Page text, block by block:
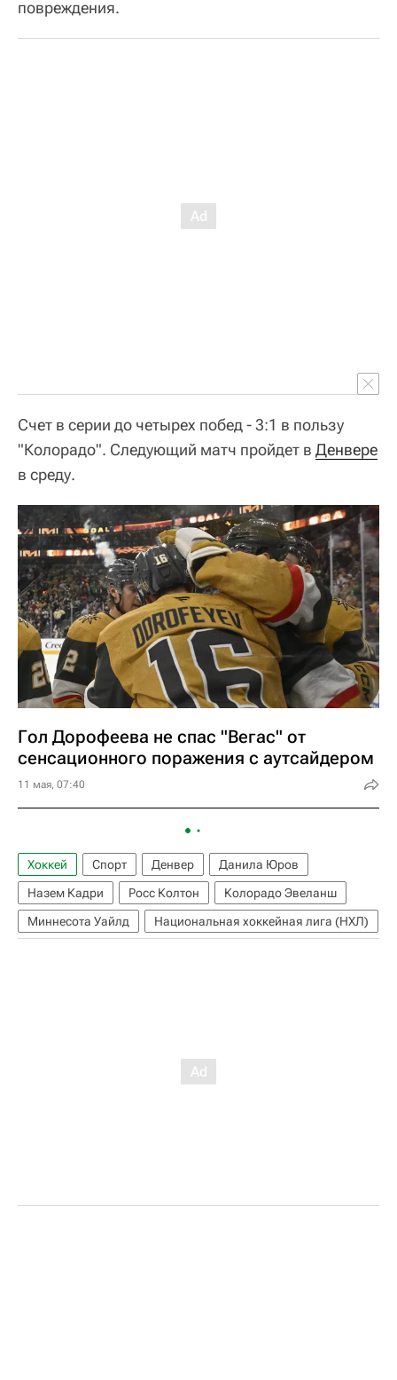
повреждения.
Счет в серии до четырех побед - 3:1 в пользу
"Колорадо". Следующий матч пройдет в Денвере
в среду.
Гол Дорофеева не спас "Вегас" от
сенсационного поражения с аутсайдером
11 мая, 07:40
Хоккей Спорт Денвер
Данила Юров
Назем Кадри
Росс Колтон
Колорадо Эвеланш
Миннесота Уайлд
Национальная хоккейная лига (НХЛ)